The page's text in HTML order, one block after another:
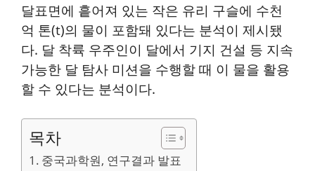
달표면에 흩어져 있는 작은 유리 구슬에 수천
억 톤(t)의 물이 포함돼 있다는 분석이 제시됐
다. 달 착륙 우주인이 달에서 기지 건설 등 지속
가능한 달 탐사 미션을 수행할 때 이 물을 활용
할 수 있다는 분석이다.
목차
중국과학원, 연구결과 발표